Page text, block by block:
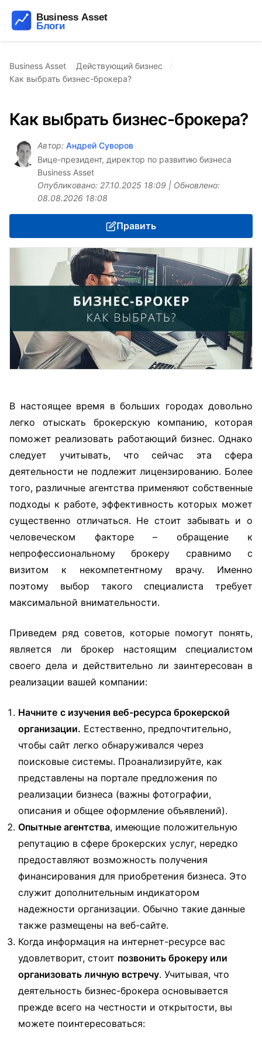
Business Asset
Действующий бизнес
Как выбрать бизнес-брокера?
Как выбрать бизнес-брокера?
Автор: Андрей Суворов
Вице-президент, директор по развитию бизнеса
Business Asset
Опубликовано: 27.10.2025 18:09 | Обновлено:
08.08.2026 18:08
Править
В настоящее время в больших городах довольно
легко отыскать брокерскую компанию, которая
поможет реализовать работающий бизнес. Однако
следует учитывать, что сейчас эта сфера
деятельности не подлежит лицензированию. Более
того, различные агентства применяют собственные
подходы к работе, эффективность которых может
существенно отличаться. Не стоит забывать и о
человеческом факторе – обращение к
непрофессиональному брокеру сравнимо с
визитом к некомпетентному врачу. Именно
поэтому выбор такого специалиста требует
максимальной внимательности.
Приведем ряд советов, которые помогут понять,
является ли брокер настоящим специалистом
своего дела и действительно ли заинтересован в
реализации вашей компании:
Начните с изучения веб-ресурса брокерской
организации. Естественно, предпочтительно,
чтобы сайт легко обнаруживался через
поисковые системы. Проанализируйте, как
представлены на портале предложения по
реализации бизнеса (важны фотографии,
описания и общее оформление объявлений).
Опытные агентства, имеющие положительную
репутацию в сфере брокерских услуг, нередко
предоставляют возможность получения
финансирования для приобретения бизнеса. Это
служит дополнительным индикатором
надежности организации. Обычно такие данные
также размещены на веб-сайте.
Когда информация на интернет-ресурсе вас
удовлетворит, стоит позвонить брокеру или
организовать личную встречу. Учитывая, что
деятельность бизнес-брокера основывается
прежде всего на честности и открытости, вы
можете поинтересоваться: